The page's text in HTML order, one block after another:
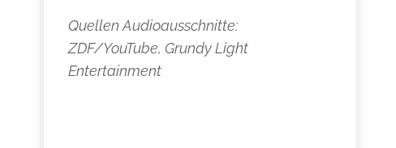
Quellen Audioausschnitte:
ZDF/YouTube, Grundy Light
Entertainment